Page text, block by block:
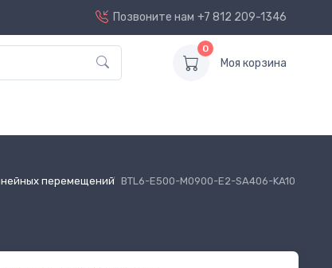
Позвоните нам +7 812 209-1346
0
Моя корзина
перемещений BTL6-E500-M0900-E2-SA406-KA10